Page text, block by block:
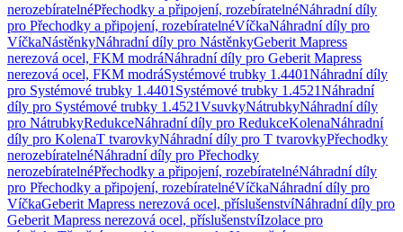
nerozebíratelnéPřechodky a připojení, rozebíratelnéNáhradní díly
pro Přechodky a připojení, rozebíratelnéVíčkaNáhradní díly pro
VíčkaNástěnkyNáhradní díly pro NástěnkyGeberit Mapress
nerezová ocel, FKM modráNáhradní díly pro Geberit Mapress
nerezová ocel, FKM modráSystémové trubky 1.4401Náhradní díly
pro Systémové trubky 1.4401 Systémové trubky 1.4521Náhradní
díly pro Systémové trubky 1.4521VsuvkyNátrubkyNáhradní díly
pro NátrubkyRedukceNáhradní díly pro RedukceKolenaNáhradní
díly pro KolenaT tvarovkyNáhradní díly pro T tvarovkyPřechodky
nerozebíratelnéNáhradní díly pro Přechodky
nerozebíratelnéPřechodky a připojení, rozebíratelnéNáhradní díly
pro Přechodky a připojení, rozebíratelnéVíčkaNáhradní díly pro
VíčkaGeberit Mapress nerezová ocel, příslušenstvíNáhradní díly pro
Geberit Mapress nerezová ocel, příslušenstvíIzolace pro